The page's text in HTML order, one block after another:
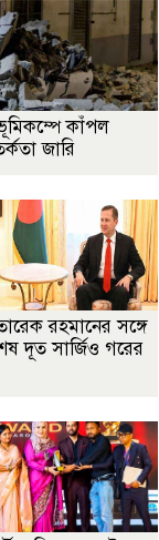
কাঁপল
জারি
তারেক রহমানের সঙ্গে
দূত সার্জিও গরের